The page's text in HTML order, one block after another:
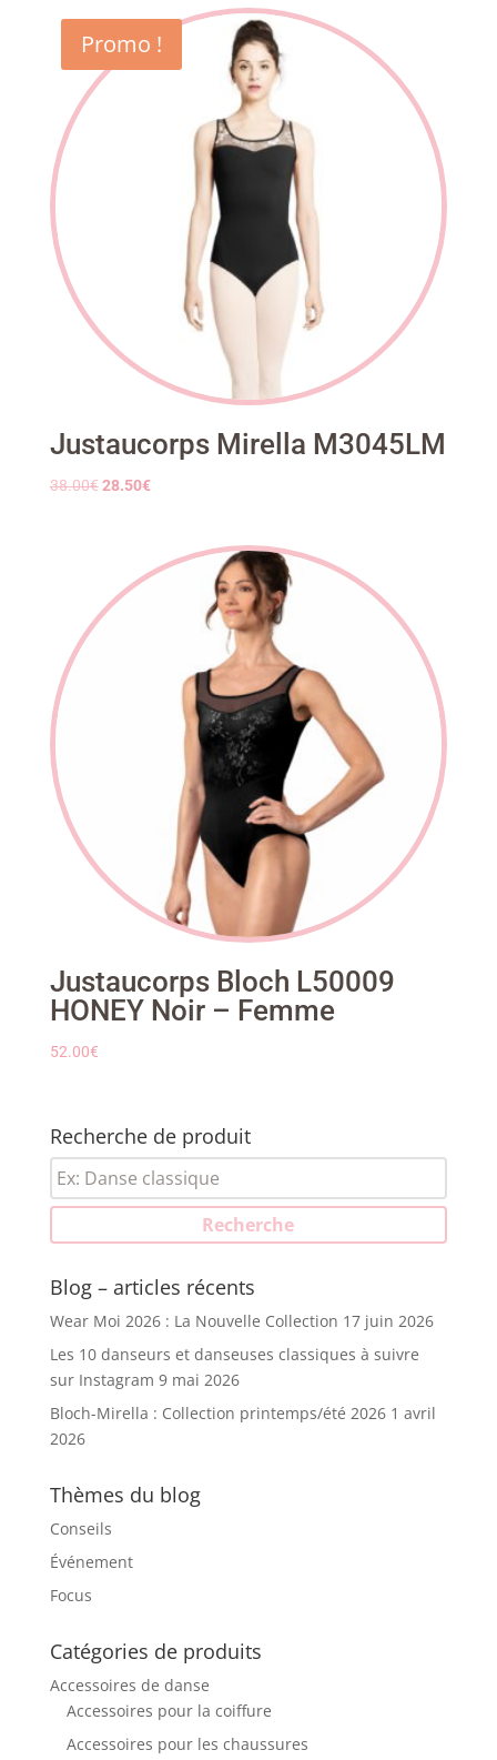
Promo !
Justaucorps Mirella M3045LM
38.00€ Le
38.00€.
28.50€Le
est :
Justaucorps Bloch L50009
HONEY Noir – Femme
52.00€
Recherche de produit
Recherche
pour :
Recherche
Blog – articles récents
Wear Moi 2026 : La Nouvelle Collection 17 juin 2026
Les 10 danseurs et danseuses classiques à suivre
sur Instagram 9 mai 2026
Bloch-Mirella : Collection printemps/été 2026 1 avril
2026
Thèmes du blog
Conseils
Événement
Focus
Catégories de produits
Accessoires de danse
Accessoires pour la coiffure
Accessoires pour les chaussures